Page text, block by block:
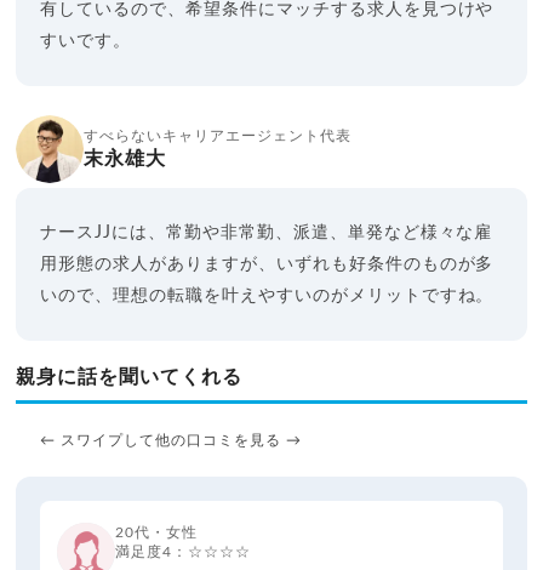
有しているので、希望条件にマッチする求人を見つけや
すいです。
すべらないキャリアエージェント代表
末永雄大
ナースJJには、常勤や非常勤、派遣、単発など様々な雇
用形態の求人がありますが、いずれも好条件のものが多
いので、理想の転職を叶えやすいのがメリットですね。
親身に話を聞いてくれる
← スワイプして他の口コミを見る →
20代・女性
満足度4：☆☆☆☆